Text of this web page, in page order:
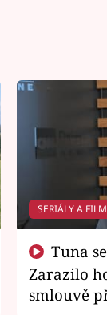
SERIÁLY A
Zarazilo
smlouvě